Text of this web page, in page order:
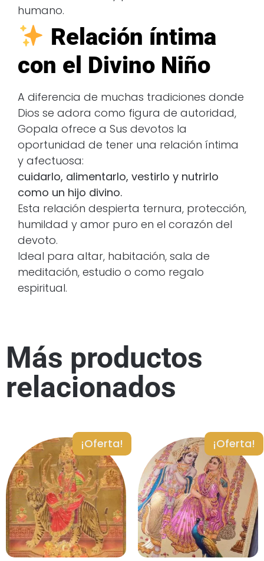
humano.
Relación íntima
con el Divino Niño
A diferencia de muchas tradiciones donde
Dios se adora como figura de autoridad,
Gopala ofrece a Sus devotos la
oportunidad de tener una relación íntima
y afectuosa:
cuidarlo, alimentarlo, vestirlo y nutrirlo
como un hijo divino.
Esta relación despierta ternura, protección,
humildad y amor puro en el corazón del
devoto.
Ideal para altar, habitación, sala de
meditación, estudio o como regalo
espiritual.
Más productos
relacionados
¡Oferta! ¡Oferta!